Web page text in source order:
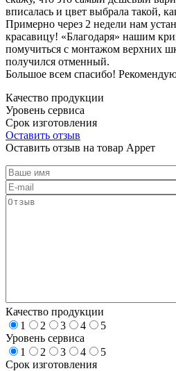
вписалась и цвет выбрала такой,
Примерно через 2 недели нам
красавицу! «Благодаря» нашим
помучиться с монтажом верхних
получился отменный.
Большое всем спасибо!
Качество продукции
Уровень сервиса
Срок изготовления
Оставить отзыв
Оставить отзыв на товар Аррет
Качество продукции
1
2 3 4
5
Уровень сервиса
1
2 3 4
5
Срок изготовления